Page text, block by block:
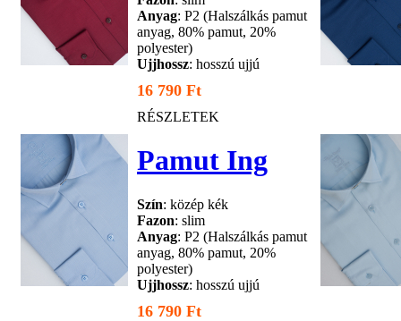
Anyag: P2 (Halszálkás pamut
anyag, 80% pamut, 20%
polyester)
Ujjhossz: hosszú ujjú
16 790 Ft
RÉSZLETEK
Pamut Ing
Szín: közép kék
Fazon: slim
Anyag: P2 (Halszálkás pamut
anyag, 80% pamut, 20%
polyester)
Ujjhossz: hosszú ujjú
16 790 Ft